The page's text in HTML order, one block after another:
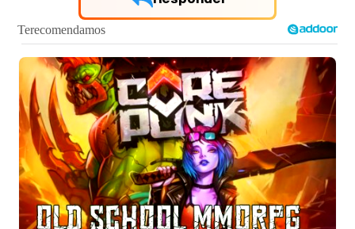
Tráiler de '33 días', la nueva serie de Atresplayer con Julián Villagrán y José Manuel Poga
Tráiler en catalán de 'Ravalear', la nueva serie de HBO Max sobre los fondos buitre